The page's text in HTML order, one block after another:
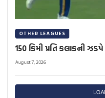
OTHER LEAGUES
150 કિમી પ્રતિ કલાકની
August 7, 2026